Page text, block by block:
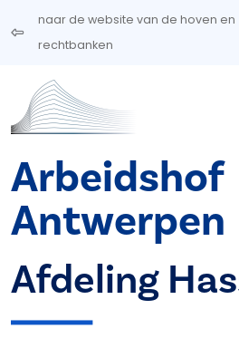
Overslaan en naar de inhoud gaan
naar de website van de hoven en
rechtbanken
Arbeidshof
Antwerpen
Afdeling